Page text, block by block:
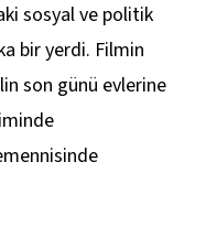
sosyal ve politik
bir yerdi. Filmin
son günü evlerine